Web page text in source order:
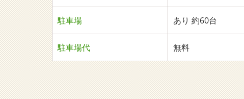
駐車場 あり 約60台
駐車場代 無料